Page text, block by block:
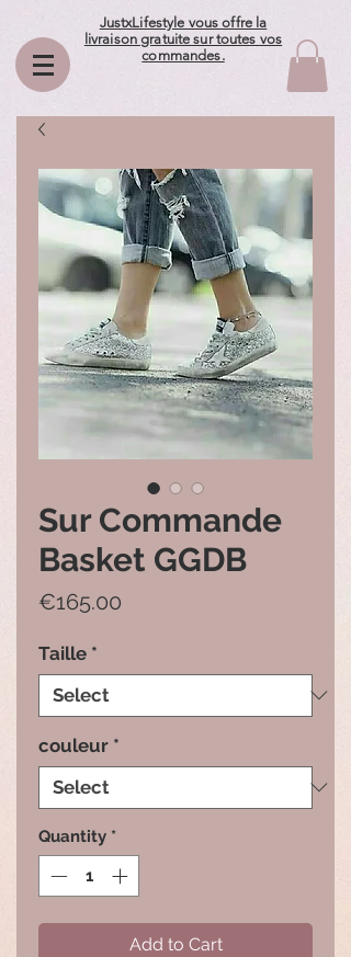
JustxLifestyle vous offre la
livraison gratuite sur toutes vos
commandes.
Sur Commande
Basket GGDB
€165.00
Taille *
couleur *
Quantity *
Add to Cart